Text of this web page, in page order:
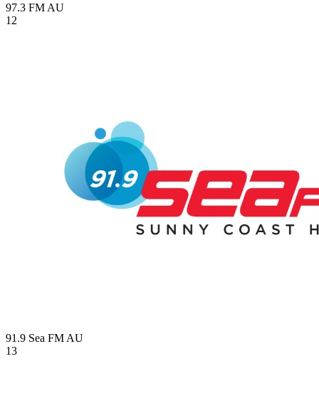
97.3 FM AU
12
91.9 Sea FM AU
13